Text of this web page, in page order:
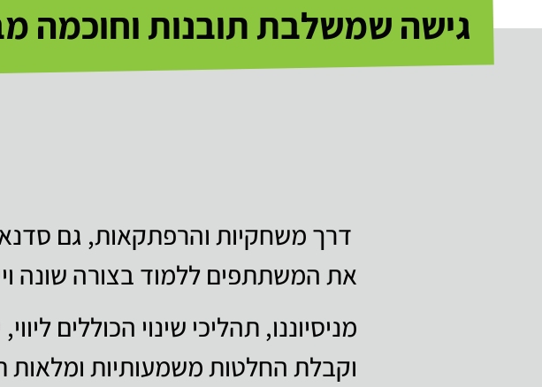
גישה שמשלבת תובנות וחוכמה
דרך משחקיות והרפתקאות, גם
את המשתתפים ללמוד בצורה שונה
מניסיוננו, תהליכי שינוי הכוללים
וקבלת החלטות משמעותיות ומלאות